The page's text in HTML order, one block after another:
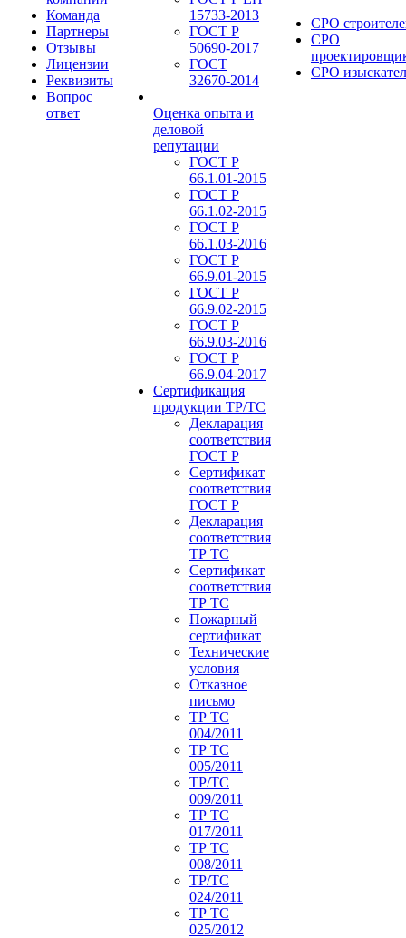
Команда
Партнеры
Отзывы
Лицензии
Реквизиты
Вопрос
ответ
15733-2013
ГОСТ Р
50690-2017
ГОСТ
32670-2014
Оценка опыта и
деловой
репутации
ГОСТ Р
66.1.01-2015
ГОСТ Р
66.1.02-2015
ГОСТ Р
66.1.03-2016
ГОСТ Р
66.9.01-2015
ГОСТ Р
66.9.02-2015
ГОСТ Р
66.9.03-2016
ГОСТ Р
66.9.04-2017
Сертификация
продукции ТР/ТС
Декларация
соответствия
ГОСТ Р
Сертификат
соответствия
ГОСТ Р
Декларация
соответствия
ТР ТС
Сертификат
соответствия
ТР ТС
Пожарный
сертификат
Технические
условия
Отказное
письмо
ТР ТС
004/2011
ТР ТС
005/2011
ТР/ТС
009/2011
ТР ТС
017/2011
ТР ТС
008/2011
ТР/ТС
024/2011
ТР ТС
025/2012
СРО
СРО
СРО